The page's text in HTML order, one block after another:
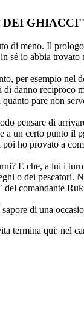
DEI GHIACCI''
di meno. Il
sé io abbia
per esempio nel
danno reciproco
pare non
pensare di
a un certo punto
ho provato a
E che, a lui i
o dei pescatori.
comandante
di una
termina qui: nel